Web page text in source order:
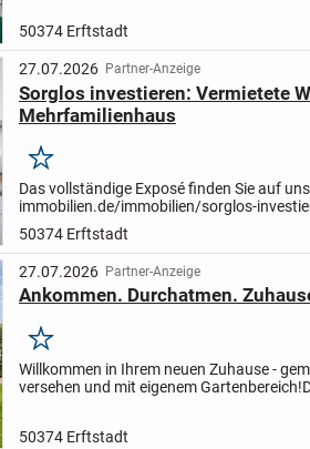
50374 Erftstadt
27.07.2026 Partner-Anzeige
Sorglos investieren: Vermietete
Mehrfamilienhaus
Merken
Das vollständige Exposé finden Sie auf
immobilien.de/immobilien/sorglos-
gepflegtem-mehrfamilienhaus-132404/
50374 Erftstadt
27.07.2026 Partner-Anzeige
Ankommen. Durchatmen.
Merken
Willkommen in Ihrem neuen Zuhause -
versehen und mit eigenem Gartenbereich!
50374 Erftstadt